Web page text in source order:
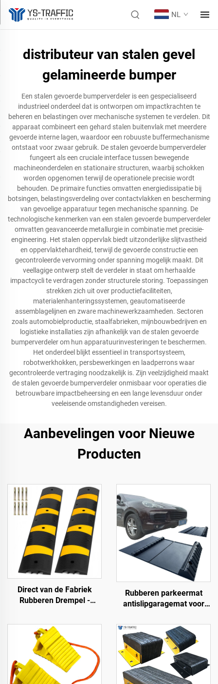
NL
distributeur van stalen gevel
gelamineerde bumper
Een stalen gevoerde bumperverdeler is een gespecialiseerd
industrieel onderdeel dat is ontworpen om impactkrachten te
beheren en belastingen over mechanische systemen te verdelen. Dit
apparaat combineert een gehard stalen buitenvlak met meerdere
gevoerde interne lagen, waardoor een robuuste buffermechanisme
ontstaat voor zwaar gebruik. De stalen gevoerde bumperverdeler
fungeert als een cruciale interface tussen bewegende
machineonderdelen en stationaire structuren, waarbij schokken
worden opgenomen terwijl de operationele precisie wordt
behouden. De primaire functies omvatten energiedissipatie bij
botsingen, belastingsverdeling over contactvlakken en bescherming
van gevoelige apparatuur tegen mechanische spanning. De
technologische kenmerken van een stalen gevoerde bumperverdeler
omvatten geavanceerde metallurgie in combinatie met precisie-
engineering. Het stalen oppervlak biedt uitzonderlijke slijtvastheid
en oppervlaktehardheid, terwijl de gevoerde constructie een
gecontroleerde vervorming onder spanning mogelijk maakt. Dit
veellagige ontwerp stelt de verdeler in staat om herhaalde
impactcycli te verdragen zonder structurele storing. Toepassingen
strekken zich uit over productiefaciliteiten,
materialenhanteringssystemen, geautomatiseerde
assemblagelijnen en zware machinewerkzaamheden. Sectoren
zoals automobielproductie, staalfabrieken, mijnbouwbedrijven en
logistieke installaties zijn afhankelijk van de stalen gevoerde
bumperverdeler om hun apparatuurinvesteringen te beschermen.
Het onderdeel blijkt essentieel in transportsysteem,
robotwerkhokken, persbewerkingen en laadperrons waar
gecontroleerde vertraging noodzakelijk is. Zijn veelzijdigheid maakt
de stalen gevoerde bumperverdeler onmisbaar voor operaties die
betrouwbare impactbeheersing en een lange levensduur onder
veeleisende omstandigheden vereisen.
Aanbevelingen voor Nieuwe
Producten
Direct van de Fabriek
Rubberen Drempel -
Rubberen parkeermat
antislipgaragemat voor
SUV/vrachtwagens/